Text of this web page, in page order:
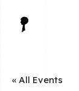
« All Events